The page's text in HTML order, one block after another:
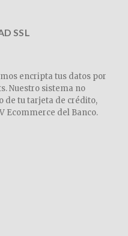
SSL
encripta tus datos por
Nuestro sistema no
de tu tarjeta de crédito,
Ecommerce del Banco.